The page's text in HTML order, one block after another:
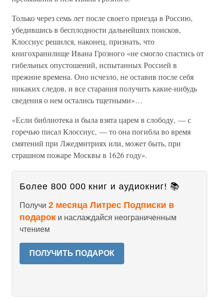
Только через семь лет после своего приезда в Россию,
убедившись в бесплодности дальнейших поисков,
Клоссиус решился, наконец, признать, что
книгохранилище Ивана Грозного «не смогло спастись от
гибельных опустошений, испытанных Россией в
прежние времена. Оно исчезло, не оставив после себя
никаких следов, и все старания получить какие-нибудь
сведения о нем остались тщетными»…
«Если библиотека и была взята царем в слободу, — с
горечью писал Клоссиус, — то она погибла во время
смятений при Лжедмитриях или, может быть, при
страшном пожаре Москвы в 1626 году».
Более 800 000 книг и аудиокниг! 📚
Получи 2 месяца Литрес Подписки в
подарок и наслаждайся неограниченным
чтением
ПОЛУЧИТЬ ПОДАРОК